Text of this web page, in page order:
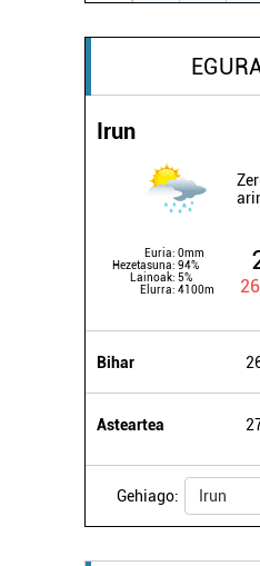
Irun
Euria: 0mm
Hezetasuna: 94%
Lainoak: 5%
Elurra: 4100m
Bihar
Asteartea
Gehiago: Irun